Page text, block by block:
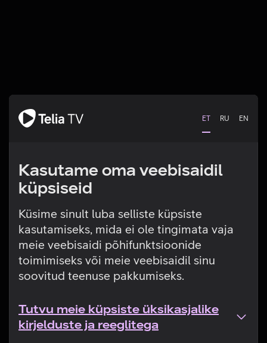
ET RU EN
Kasutame oma veebisaidil
küpsiseid
Küsime sinult luba selliste küpsiste
kasutamiseks, mida ei ole tingimata vaja
meie veebisaidi põhifunktsioonide
toimimiseks või meie veebisaidil sinu
soovitud teenuse pakkumiseks.
Tutvu meie küpsiste üksikasjalike
kirjelduste ja reeglitega
Tehniline viga